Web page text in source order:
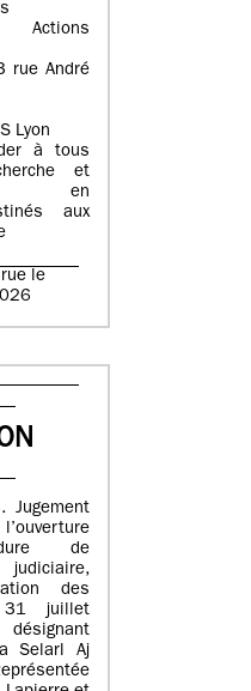
rue André
Lyon
à tous
et
en
aux
le
de
des
31 juillet
Selarl Aj